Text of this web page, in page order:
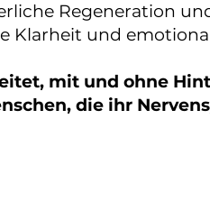
Regeneration
Klarheit und
mit und ohne
die ihr